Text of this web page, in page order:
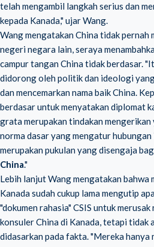
telah mengambil langkah serius dan
kepada Kanada," ujar Wang.
Wang mengatakan China tidak pernah
negeri negara lain, seraya
campur tangan China tidak berdasar.
didorong oleh politik dan ideologi
dan mencemarkan nama baik China.
berdasar untuk menyatakan diplomat
grata merupakan tindakan
norma dasar yang mengatur
merupakan pukulan yang disengaja
China."
Lebih lanjut Wang mengatakan
Kanada sudah cukup lama mengutip
"dokumen rahasia" CSIS untuk
konsuler China di Kanada, tetapi tidak
didasarkan pada fakta. "Mereka hanya